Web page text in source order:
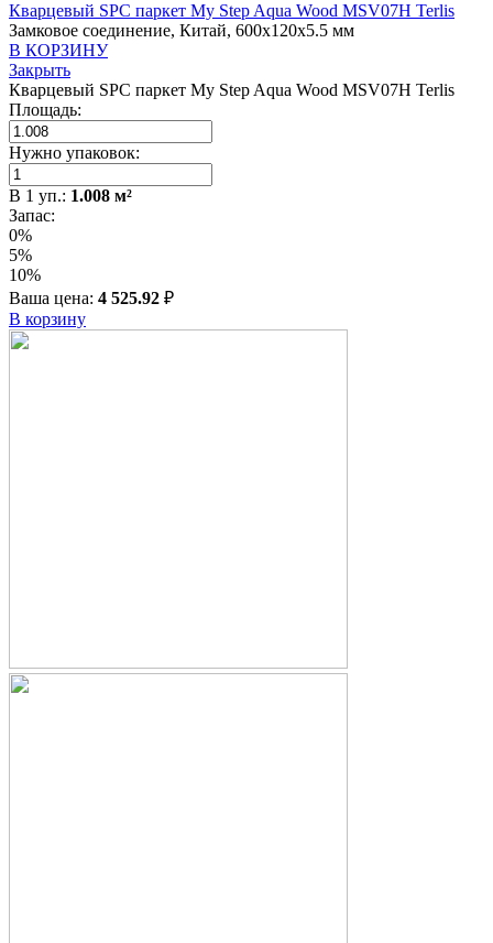
Кварцевый SPC паркет My Step Aqua Wood MSV07H Terlis
Замковое соединение, Китай, 600x120x5.5 мм
В КОРЗИНУ
Закрыть
Кварцевый SPC паркет My Step Aqua Wood MSV07H Terlis
Площадь:
Нужно упаковок:
В 1 уп.: 1.008 м²
Запас:
0%
5%
10%
Ваша цена: 4 525.92 ₽
В корзину